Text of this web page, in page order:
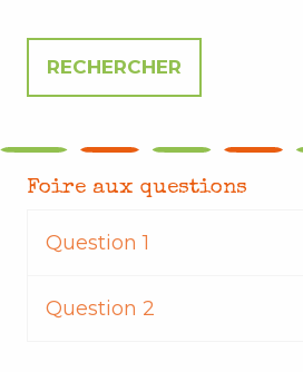
Foire aux questions
Question 1
Question 2